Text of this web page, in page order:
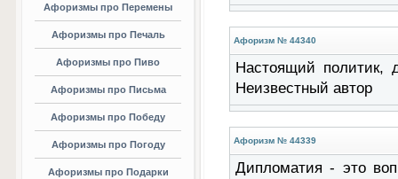
Афоризмы про Перемены
Афоризмы про Печаль
Афоризмы про Пиво
Афоризмы про Письма
Афоризмы про Победу
Афоризмы про Погоду
Афоризмы про Подарки
Афоризм № 44340
Настоящий политик,
Неизвестный автор
Афоризм № 44339
Дипломатия - это